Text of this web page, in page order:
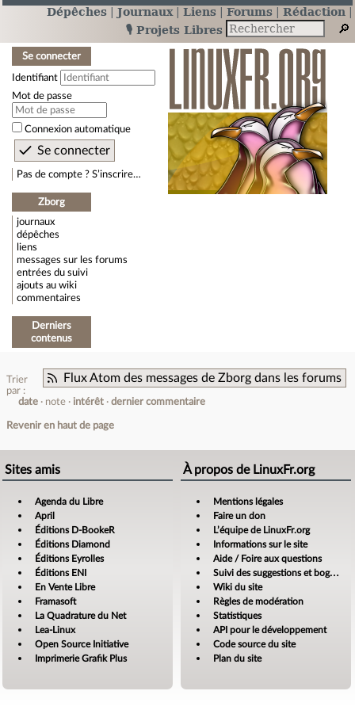
Dépêches Journaux Liens Forums
Rédaction
🎙️ Projets Libres
Se connecter
Identifiant
Mot de passe
Connexion automatique
Pas de compte ? S’inscrire…
Zborg
journaux
dépêches
liens
messages sur les forums
entrées du suivi
ajouts au wiki
commentaires
Derniers
contenus
Flux Atom des messages de Zborg dans les forums
Trier
par :
date
note intérêt dernier commentaire
Revenir en haut de page
Sites amis
Agenda du Libre
April
Éditions D-BookeR
Éditions Diamond
Éditions Eyrolles
Éditions ENI
En Vente Libre
Framasoft
La Quadrature du Net
Lea-Linux
Open Source Initiative
Imprimerie Grafik Plus
À propos de LinuxFr.org
Mentions légales
Faire un don
L’équipe de LinuxFr.org
Informations sur le site
Aide / Foire aux questions
Suivi des suggestions et bogues
Wiki du site
Règles de modération
Statistiques
API pour le développement
Code source du site
Plan du site